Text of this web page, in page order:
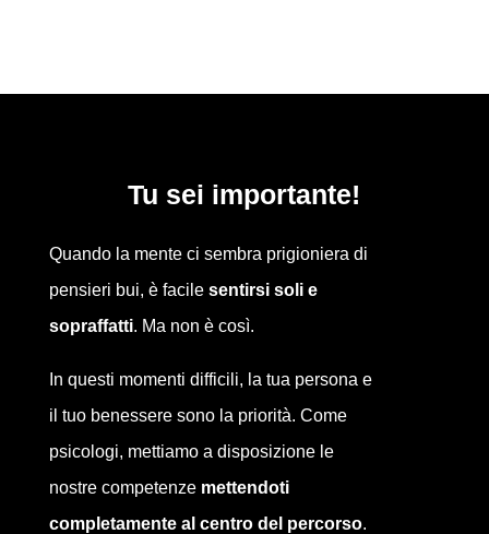
Tu sei importante!
Quando la mente ci sembra prigioniera di
pensieri bui, è facile sentirsi soli e
sopraffatti. Ma non è così.
In questi momenti difficili, la tua persona e
il tuo benessere sono la priorità. Come
psicologi, mettiamo a disposizione le
nostre competenze mettendoti
completamente al centro del percorso.